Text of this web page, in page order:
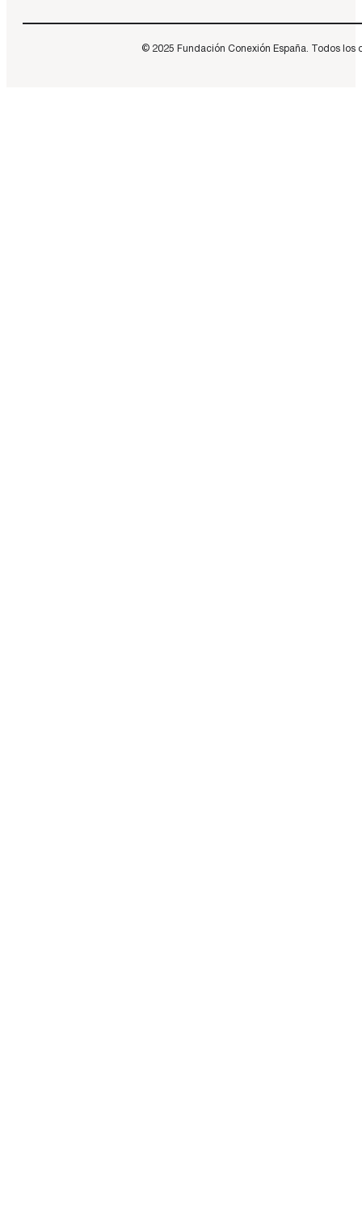
© 2025 Fundación Conexión España. Todos los